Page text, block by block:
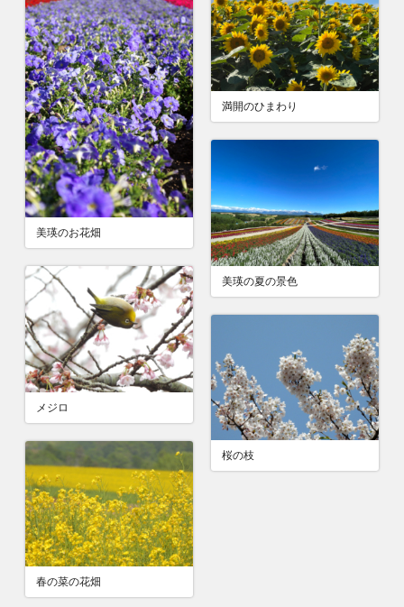
美瑛のお花畑
満開のひまわり
美瑛の夏の景色
メジロ
桜の枝
春の菜の花畑